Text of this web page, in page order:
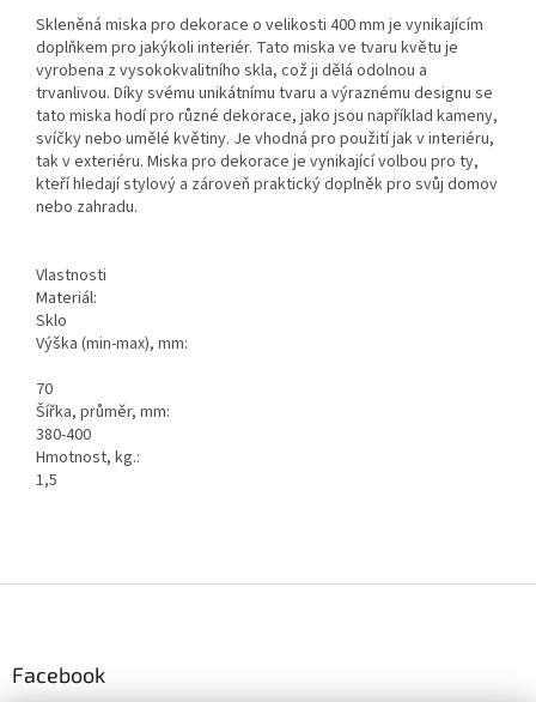
Skleněná miska pro dekorace o velikosti 400 mm je vynikajícím
doplňkem pro jakýkoli interiér. Tato miska ve tvaru květu je
vyrobena z vysokokvalitního skla, což ji dělá odolnou a
trvanlivou. Díky svému unikátnímu tvaru a výraznému designu se
tato miska hodí pro různé dekorace, jako jsou například kameny,
svíčky nebo umělé květiny. Je vhodná pro použití jak v interiéru,
tak v exteriéru. Miska pro dekorace je vynikající volbou pro ty,
kteří hledají stylový a zároveň praktický doplněk pro svůj domov
nebo zahradu.
Vlastnosti
Materiál:
Sklo
Výška (min-max), mm:
70
Šířka, průměr, mm:
380-400
Hmotnost, kg.:
1,5
Facebook